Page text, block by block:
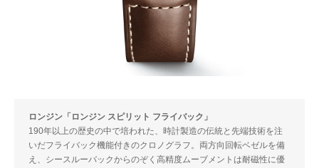
ロンジン「ロンジン スピリット フライバック」
190年以上の歴史の中で培われた、時計製造の伝統と先端技術を注
いだフライバック機能付きのクロノグラフ。両方向回転ベゼルを備
え、シースルーバックからのぞく高精度ムーブメントは耐磁性に優